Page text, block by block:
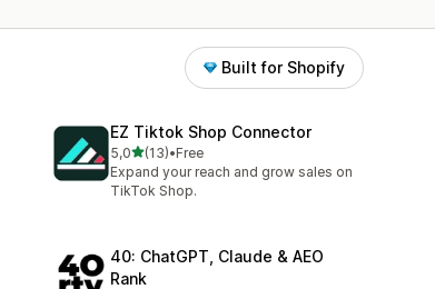
Built for Shopify
EZ Tiktok Shop Connector
5,05 yıldız üzerinden
(13)
toplam 13 değerlendirme
•Free
Expand your reach and grow sales on
TikTok Shop.
40: ChatGPT, Claude & AEO
Rank